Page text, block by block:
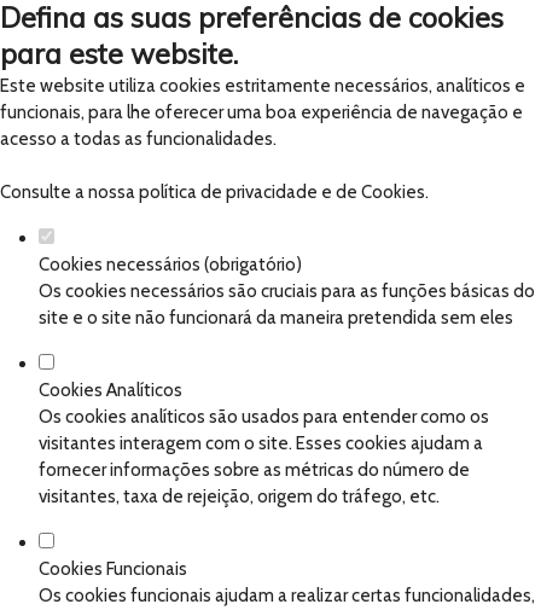
Defina as suas preferências de cookies
para este website.
Este website utiliza cookies estritamente necessários, analíticos e
funcionais, para lhe oferecer uma boa experiência de navegação e
acesso a todas as funcionalidades.
Consulte a nossapolítica de privacidade e de Cookies.
Cookies necessários (obrigatório)
Os cookies necessários são cruciais para as funções básicas do
site e o site não funcionará da maneira pretendida sem eles
Cookies Analíticos
Os cookies analíticos são usados para entender como os
visitantes interagem com o site. Esses cookies ajudam a
fornecer informações sobre as métricas do número de
visitantes, taxa de rejeição, origem do tráfego, etc.
Cookies Funcionais
Os cookies funcionais ajudam a realizar certas funcionalidades,